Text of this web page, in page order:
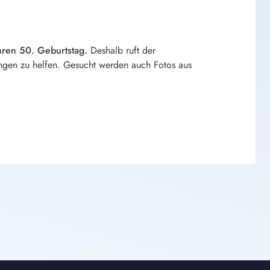
50. Geburtstag. Deshalb ruft der
zu helfen. Gesucht werden auch Fotos aus